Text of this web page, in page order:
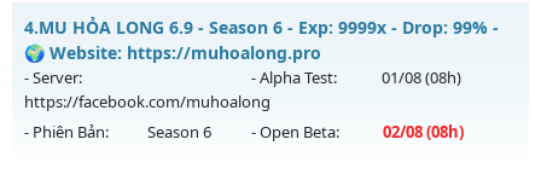
Thể loại: Mu Bán Đồ Full Trong Shop
Antihack: Anti Phoenix
Luminous Mu - Unique resets system, freebies!
Mu mới ra tháng 08 2026 - Mở máy chủ
19h ngày 09/08/2626
Exp: 100x - Drop: 30%
4.MU HỎA LONG 6.9 - Season 6 - Exp: 9999x - Drop: 99% -
🌍 Website: https://muhoalong.pro
- Server:
https://facebook.com/muhoalong
- Alpha Test: 01/08(08h)
- Phiên Bản: Season 6 - Open Beta: 02/08(08h)